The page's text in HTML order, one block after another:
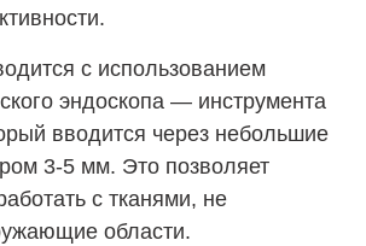
с использованием
эндоскопа — инструмента
вводится через небольшие
3-5 мм. Это позволяет
с тканями, не
области.